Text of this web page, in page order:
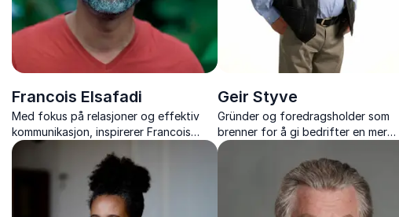
Francois Elsafadi
Med fokus på relasjoner og effektiv
kommunikasjon, inspirerer Francois
Elsafadi organisasjoner til å håndtere
utfordringer og endringer, samt skape
bedre resultater sammen.
Geir Styve
Gründer og foredragsholder som
brenner for å gi bedrifter en mer
praktisk og tilnærmet forståelse for
HMS og endring.